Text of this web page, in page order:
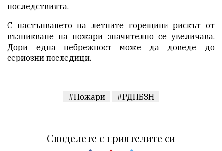
последствията.
С настъпването на летните горещини рискът от
възникване на пожари значително се увеличава.
Дори една небрежност може да доведе до
сериозни последици.
#Пожари #РДПБЗН
Споделете с приятелите си